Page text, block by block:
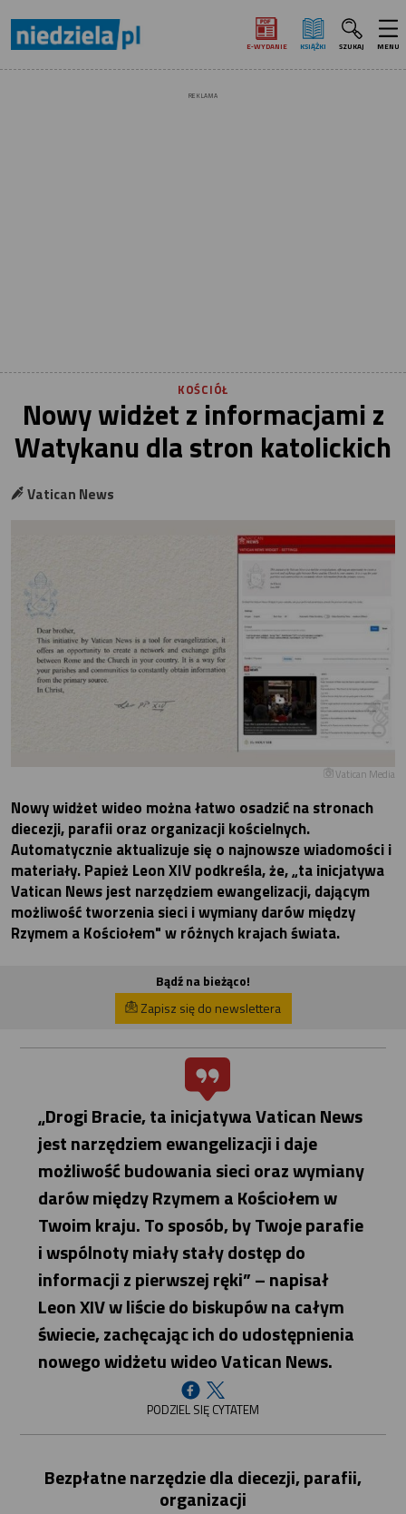
E‑WYDANIE KSIĄŻKI SZUKAJ MENU
REKLAMA
KOŚCIÓŁ
Nowy widżet z informacjami z
Watykanu dla stron katolickich
Vatican News
Vatican Media
Nowy widżet wideo można łatwo osadzić na stronach
diecezji, parafii oraz organizacji kościelnych.
Automatycznie aktualizuje się o najnowsze wiadomości i
materiały. Papież Leon XIV podkreśla, że, „ta inicjatywa
Vatican News jest narzędziem ewangelizacji, dającym
możliwość tworzenia sieci i wymiany darów między
Rzymem a Kościołem" w różnych krajach świata.
Bądź na bieżąco!
Zapisz się do newslettera
„Drogi Bracie, ta inicjatywa Vatican News
jest narzędziem ewangelizacji i daje
możliwość budowania sieci oraz wymiany
darów między Rzymem a Kościołem w
Twoim kraju. To sposób, by Twoje parafie
i wspólnoty miały stały dostęp do
informacji z pierwszej ręki” – napisał
Leon XIV w liście do biskupów na całym
świecie, zachęcając ich do udostępnienia
nowego widżetu wideo Vatican News.
PODZIEL SIĘ CYTATEM
Bezpłatne narzędzie dla diecezji, parafii,
organizacji